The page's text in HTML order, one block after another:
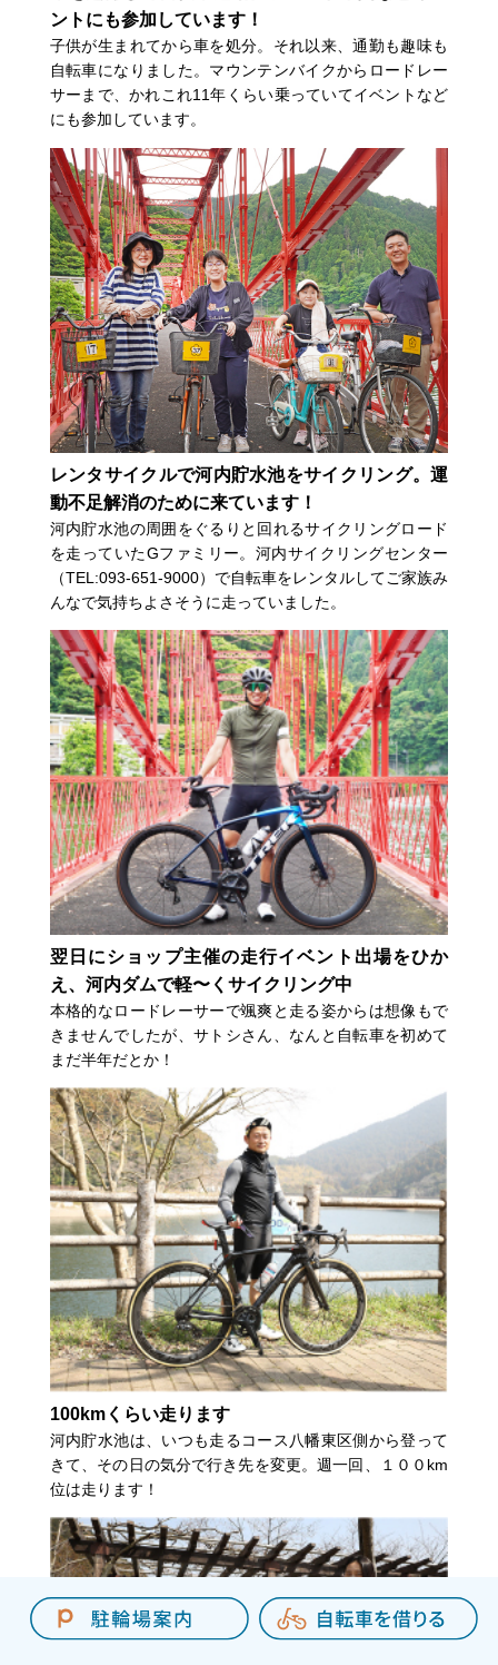
ントにも参加しています！
子供が生まれてから車を処分。それ以来、通勤も趣味も
自転車になりました。マウンテンバイクからロードレー
サーまで、かれこれ11年くらい乗っていてイベントなど
にも参加しています。
レンタサイクルで河内貯水池をサイクリング。運
動不足解消のために来ています！
河内貯水池の周囲をぐるりと回れるサイクリングロード
を走っていたGファミリー。河内サイクリングセンター
（TEL:093-651-9000）で自転車をレンタルしてご家族み
んなで気持ちよさそうに走っていました。
翌日にショップ主催の走行イベント出場をひか
え、河内ダムで軽〜くサイクリング中
本格的なロードレーサーで颯爽と走る姿からは想像もで
きませんでしたが、サトシさん、なんと自転車を初めて
まだ半年だとか！
100kmくらい走ります
河内貯水池は、いつも走るコース八幡東区側から登って
きて、その日の気分で行き先を変更。週一回、１００km
位は走ります！